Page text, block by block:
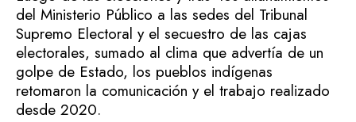
del Ministerio Público a las sedes del Tribunal
Supremo Electoral y el secuestro de las cajas
electorales, sumado al clima que advertía de un
golpe de Estado, los pueblos indígenas
retomaron la comunicación y el trabajo realizado
desde 2020.